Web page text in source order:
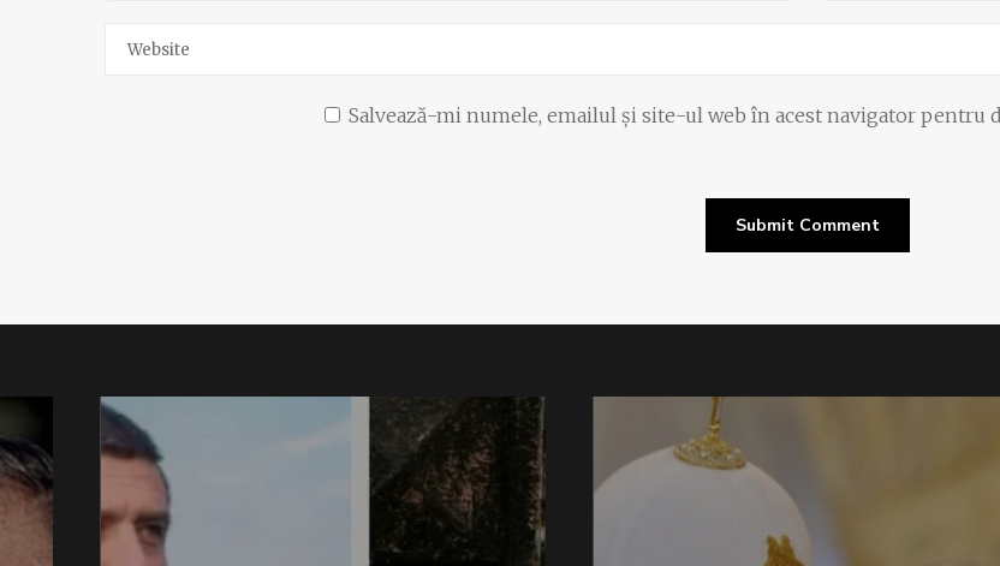
Salvează-mi numele, emailul și site-ul web în acest navigator pentru